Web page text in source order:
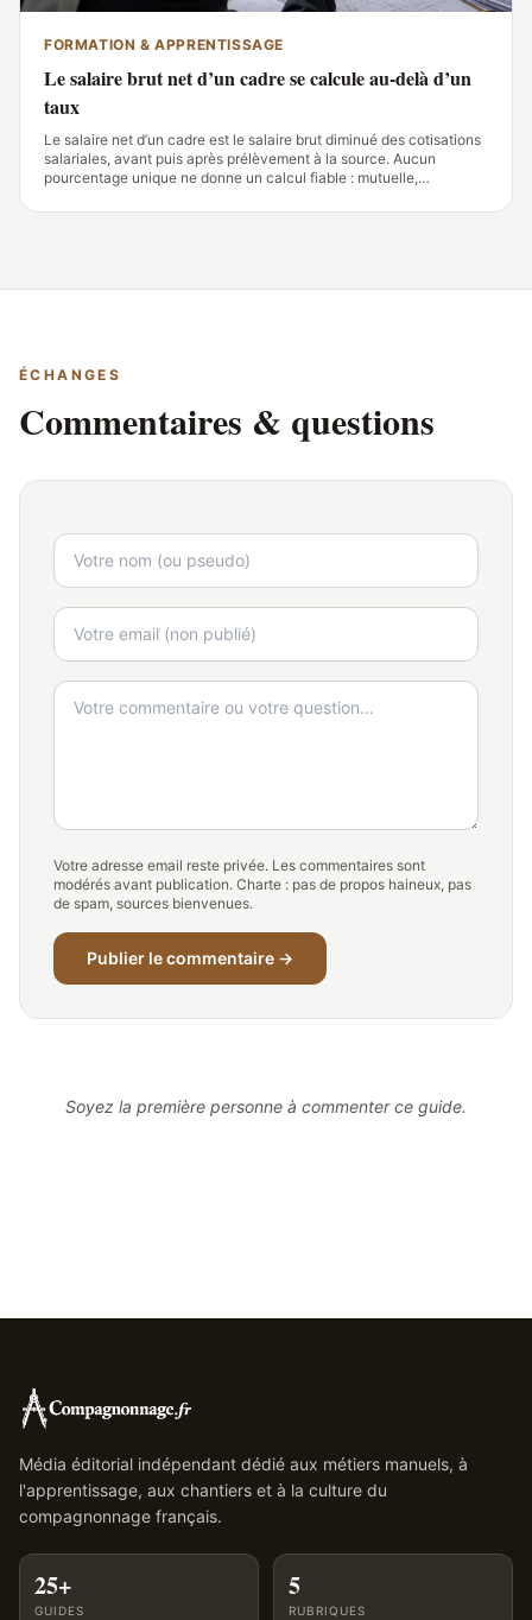
FORMATION & APPRENTISSAGE
Le salaire brut net d’un cadre se calcule au-delà d’un
taux
Le salaire net d’un cadre est le salaire brut diminué des cotisations
salariales, avant puis après prélèvement à la source. Aucun
pourcentage unique ne donne un calcul fiable : mutuelle,
font varier le montant versé
ÉCHANGES
Commentaires & questions
Votre adresse email reste privée. Les commentaires sont
modérés avant publication. Charte : pas de propos haineux, pas
de spam, sources bienvenues.
Publier le commentaire →
Soyez la première personne à commenter ce guide.
Média éditorial indépendant dédié aux métiers manuels, à
l'apprentissage, aux chantiers et à la culture du
compagnonnage français.
25+
GUIDES
5
RUBRIQUES